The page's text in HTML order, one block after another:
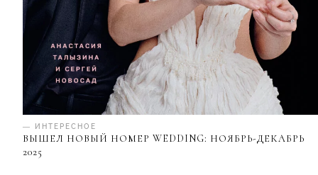
— ИНТЕРЕСНОЕ
ВЫШЕЛ НОВЫЙ НОМЕР WEDDING: НОЯБРЬ-ДЕКАБРЬ
2025